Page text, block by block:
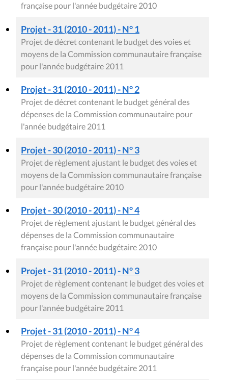
française pour l'année budgétaire 2010
Projet - 31 (2010 - 2011) - N° 1
Projet de décret contenant le budget des voies et
moyens de la Commission communautaire française
pour l'année budgétaire 2011
Projet - 31 (2010 - 2011) - N° 2
Projet de décret contenant le budget général des
dépenses de la Commission communautaire pour
l'année budgétaire 2011
Projet - 30 (2010 - 2011) - N° 3
Projet de règlement ajustant le budget des voies et
moyens de la Commission communautaire française
pour l'année budgétaire 2010
Projet - 30 (2010 - 2011) - N° 4
Projet de règlement ajustant le budget général des
dépenses de la Commission communautaire
française pour l'année budgétaire 2010
Projet - 31 (2010 - 2011) - N° 3
Projet de règlement contenant le budget des voies et
moyens de la Commission communautaire française
pour l'année budgétaire 2011
Projet - 31 (2010 - 2011) - N° 4
Projet de règlement contenant le budget général des
dépenses de la Commission communautaire
française pour l'année budgétaire 2011